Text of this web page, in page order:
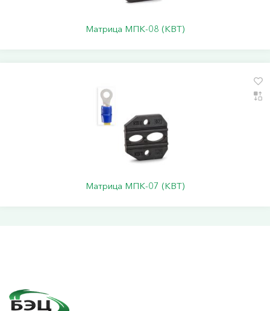
Матрица МПК-08 (КВТ)
Матрица МПК-07 (КВТ)